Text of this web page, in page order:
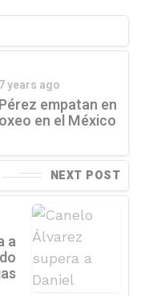
7 years ago
empatan en
en el México
NEXT POST
a